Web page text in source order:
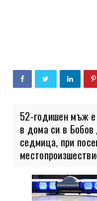
52-годишен мъж
в дома си в
седмица, при